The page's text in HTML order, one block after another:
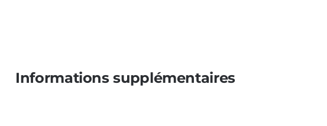
Informations supplémentaires